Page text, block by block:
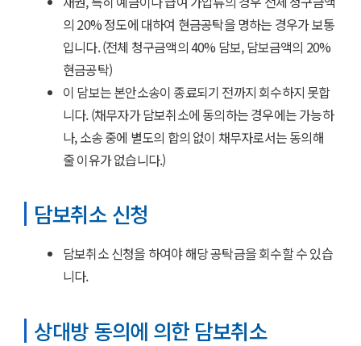
의 20% 정도에 대하여 현금공탁을 명하는 경우가 보통
입니다. (전체 청구금액의 40% 담보, 담보금액의 20%
현금공탁)
이 담보는 본안소송이 종료되기 전까지 회수하지 못합
니다. (채무자가 담보취소에 동의하는 경우에는 가능하
나, 소송 중에 별도의 합의 없이 채무자로서는 동의해
줄 이유가 없습니다.)
담보취소 신청
담보취소 신청을 하여야 해당 공탁금을 회수할 수 있습
니다.
상대방 동의에 의한 담보취소